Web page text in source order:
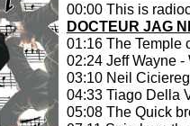
00:00 This is
DOCTEUR JAG
01:16 The Temple
02:24 Jeff Wayne
03:10 Neil
04:33 Tiago Della
05:08 The Quick